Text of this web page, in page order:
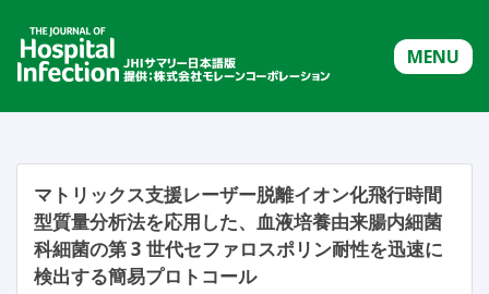
MENU
マトリックス支援レーザー脱離イオン化飛行時間
型質量分析法を応用した、血液培養由来腸内細菌
科細菌の第 3 世代セファロスポリン耐性を迅速に
検出する簡易プロトコール